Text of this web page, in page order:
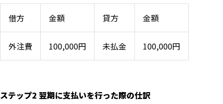
借方 金額 貸方 金額
外注費 100,000円 未払金 100,000円
ステップ2 翌期に支払いを行った際の仕訳